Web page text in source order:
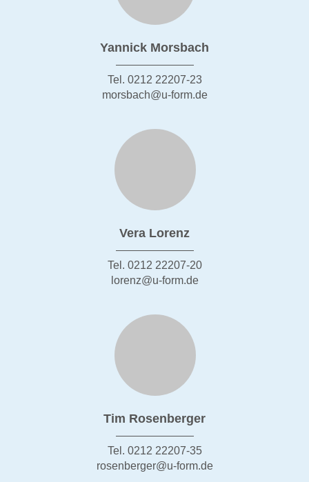
Yannick Morsbach
Vera Lorenz
Tim Rosenberger
Tel. 0212 22207-23
morsbach@u-form.de
Tel. 0212 22207-20
lorenz@u-form.de
Tel. 0212 22207-35
rosenberger@u-form.de